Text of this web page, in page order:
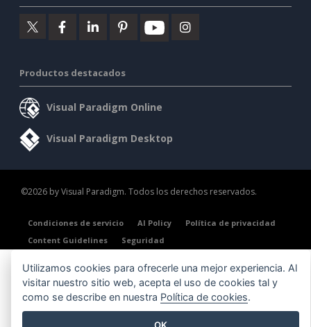
Productos destacados
Visual Paradigm Online
Visual Paradigm Desktop
©2026 by Visual Paradigm. Todos los derechos reservados.
Condiciones de servicio AI Policy
Política de privacidad
Content Guidelines
Seguridad
Utilizamos cookies para ofrecerle una mejor experiencia. Al
visitar nuestro sitio web, acepta el uso de cookies tal y
como se describe en nuestra Política de cookies.